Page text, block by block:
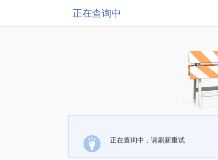
正在查询中
正在查询中，请刷新重试